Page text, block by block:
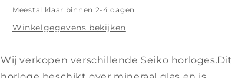
Meestal klaar binnen 2-4 dagen
Winkelgegevens bekijken
Wij verkopen verschillende Seiko horloges.Dit